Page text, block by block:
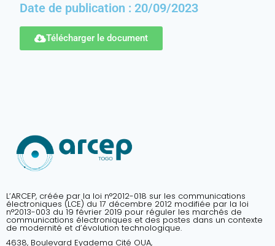
Date de publication : 20/09/2023
Télécharger le document
L’ARCEP, créée par la loi n°2012-018 sur les communications
électroniques (LCE) du 17 décembre 2012 modifiée par la loi
n°2013-003 du 19 février 2019 pour réguler les marchés de
communications électroniques et des postes dans un contexte
de modernité et d’évolution technologique.
4638, Boulevard Eyadema Cité OUA,